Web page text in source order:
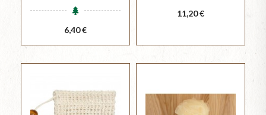
Prix
6,40 €
Prix
11,20 €